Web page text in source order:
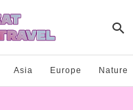
Asia Europe Nature